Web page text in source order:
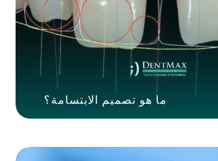
ما هو تصميم الابتسامة؟